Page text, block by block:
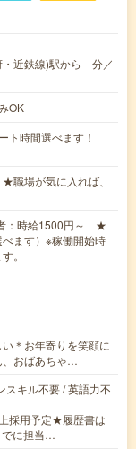
近鉄線)駅から---分／
OK
時間選べます！
場が気に入れば、
：時給1500円～ ★
ます）※稼働開始時
。
＊お年寄りを笑顔に
、おばあちゃ…
スキル不要 / 英語力不
採用予定★履歴書は
でに担当…